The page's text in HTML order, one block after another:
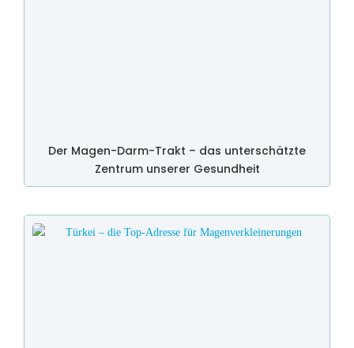
Der Magen-Darm-Trakt – das unterschätzte
Zentrum unserer Gesundheit